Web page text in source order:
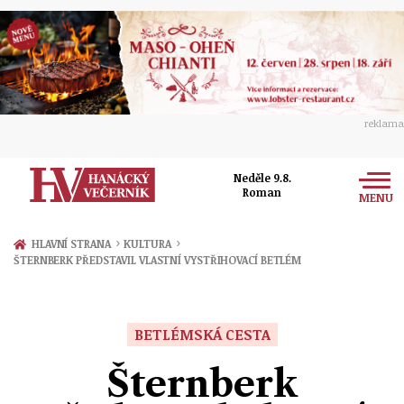
reklama
Neděle 9.8.
Roman
MENU
Zprávy
HLAVNÍ STRANA › KULTURA ›
ŠTERNBERK PŘEDSTAVIL VLASTNÍ VYSTŘIHOVACÍ BETLÉM
BETLÉMSKÁ CESTA
Šternberk